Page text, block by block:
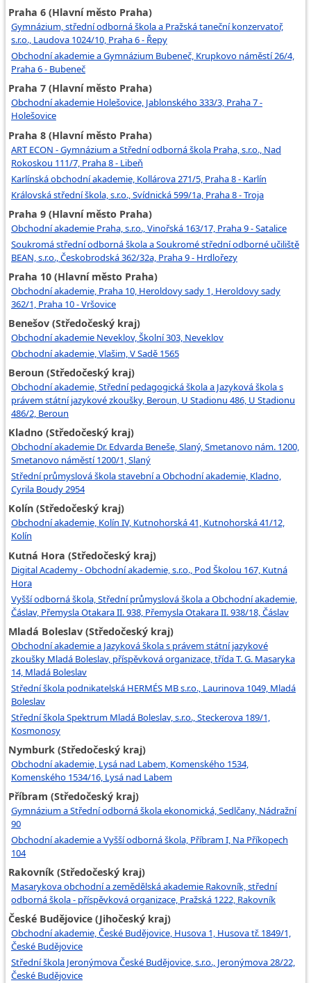
Praha 6 (Hlavní město Praha)
Gymnázium, střední odborná škola a Pražská taneční konzervatoř,
s.r.o., Laudova 1024/10, Praha 6 - Řepy
Obchodní akademie a Gymnázium Bubeneč, Krupkovo náměstí 26/4,
Praha 6 - Bubeneč
Praha 7 (Hlavní město Praha)
Obchodní akademie Holešovice, Jablonského 333/3, Praha 7 -
Holešovice
Praha 8 (Hlavní město Praha)
ART ECON - Gymnázium a Střední odborná škola Praha, s.r.o., Nad
Rokoskou 111/7, Praha 8 - Libeň
Karlínská obchodní akademie, Kollárova 271/5, Praha 8 - Karlín
Královská střední škola, s.r.o., Svídnická 599/1a, Praha 8 - Troja
Praha 9 (Hlavní město Praha)
Obchodní akademie Praha, s.r.o., Vinořská 163/17, Praha 9 - Satalice
Soukromá střední odborná škola a Soukromé střední odborné učiliště
BEAN, s.r.o., Českobrodská 362/32a, Praha 9 - Hrdlořezy
Praha 10 (Hlavní město Praha)
Obchodní akademie, Praha 10, Heroldovy sady 1, Heroldovy sady
362/1, Praha 10 - Vršovice
Benešov (Středočeský kraj)
Obchodní akademie Neveklov, Školní 303, Neveklov
Obchodní akademie, Vlašim, V Sadě 1565
Beroun (Středočeský kraj)
Obchodní akademie, Střední pedagogická škola a Jazyková škola s
právem státní jazykové zkoušky, Beroun, U Stadionu 486, U Stadionu
486/2, Beroun
Kladno (Středočeský kraj)
Obchodní akademie Dr. Edvarda Beneše, Slaný, Smetanovo nám. 1200,
Smetanovo náměstí 1200/1, Slaný
Střední průmyslová škola stavební a Obchodní akademie, Kladno,
Cyrila Boudy 2954
Kolín (Středočeský kraj)
Obchodní akademie, Kolín IV, Kutnohorská 41, Kutnohorská 41/12,
Kolín
Kutná Hora (Středočeský kraj)
Digital Academy - Obchodní akademie, s.r.o., Pod Školou 167, Kutná
Hora
Vyšší odborná škola, Střední průmyslová škola a Obchodní akademie,
Čáslav, Přemysla Otakara II. 938, Přemysla Otakara II. 938/18, Čáslav
Mladá Boleslav (Středočeský kraj)
Obchodní akademie a Jazyková škola s právem státní jazykové
zkoušky Mladá Boleslav, příspěvková organizace, třída T. G. Masaryka
14, Mladá Boleslav
Střední škola podnikatelská HERMÉS MB s.r.o., Laurinova 1049, Mladá
Boleslav
Střední škola Spektrum Mladá Boleslav, s.r.o., Steckerova 189/1,
Kosmonosy
Nymburk (Středočeský kraj)
Obchodní akademie, Lysá nad Labem, Komenského 1534,
Komenského 1534/16, Lysá nad Labem
Příbram (Středočeský kraj)
Gymnázium a Střední odborná škola ekonomická, Sedlčany, Nádražní
90
Obchodní akademie a Vyšší odborná škola, Příbram I, Na Příkopech
104
Rakovník (Středočeský kraj)
Masarykova obchodní a zemědělská akademie Rakovník, střední
odborná škola - příspěvková organizace, Pražská 1222, Rakovník
České Budějovice (Jihočeský kraj)
Obchodní akademie, České Budějovice, Husova 1, Husova tř. 1849/1,
České Budějovice
Střední škola Jeronýmova České Budějovice, s.r.o., Jeronýmova 28/22,
České Budějovice